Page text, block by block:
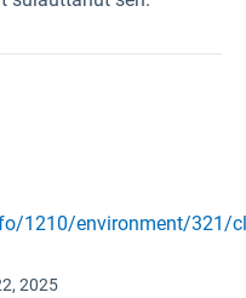
1210/environment/321/
2025